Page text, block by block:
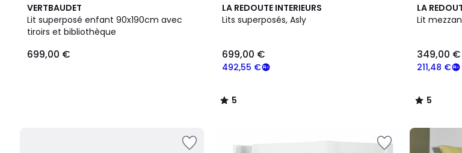
VERTBAUDET
Lit superposé enfant 90x190cm avec
tiroirs et bibliothèque
699,00 €
LA REDOUTE INTERIEURS
Lits superposés, Asly
492,55 €
699,00 €
5
/
5
/
LA
Lit
211,48 €
349,00 €
5
/
5
/